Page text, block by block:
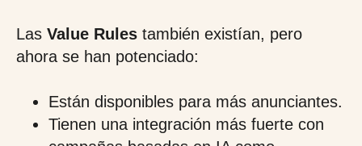
Las Value Rules también existían, pero
ahora se han potenciado:
Están disponibles para más anunciantes.
Tienen una integración más fuerte con